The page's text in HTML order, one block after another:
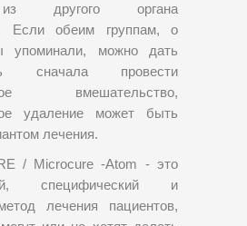
другого органа
Если обеим группам, о
упоминали, можно дать
сначала провести
вмешательство,
удаление может быть
лечения.
/ Microcure -Atom - это
специфический и
лечения пациентов,